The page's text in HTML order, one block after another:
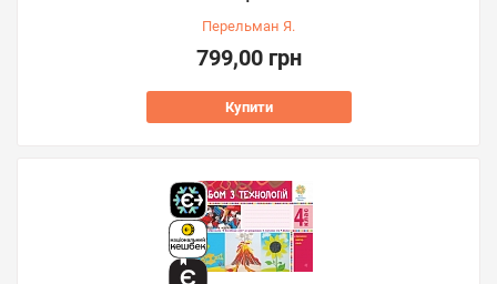
Перельман Я.
799,00 грн
Купити